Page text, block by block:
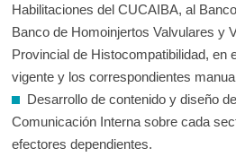
Habilitaciones del CUCAIBA, al
Banco de Homoinjertos Valvulares y
Provincial de Histocompatibilidad, en
vigente y los correspondientes
Desarrollo de contenido y diseño
Comunicación Interna sobre cada
efectores dependientes.